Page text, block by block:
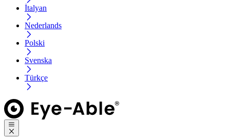
İtalyan
Nederlands
Polski
Svenska
Türkçe